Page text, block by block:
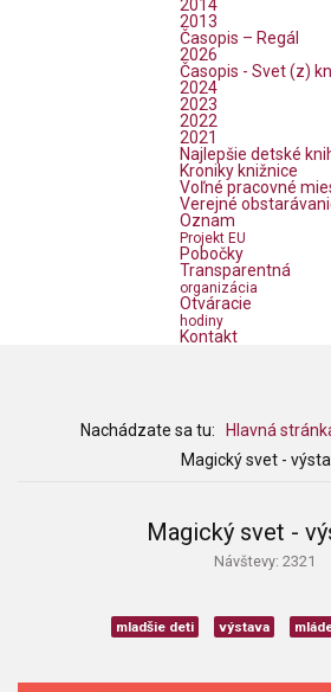
2014
2013
Časopis – Regál
2026
Časopis - Svet (z)
2024
2023
2022
2021
Najlepšie detské
Kroniky knižnice
Voľné pracovné
Verejné
Oznam
Projekt EU
Pobočky
Transparentná
organizácia
Otváracie
hodiny
Kontakt
Nachádzate sa tu: Hlavná
Magický svet -
Magický svet -
Návštevy: 2321
mladšie deti výstava